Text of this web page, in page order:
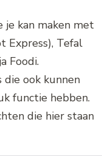
je kan maken met
Express), Tefal
Foodi.
ook kunnen
functie hebben.
die hier staan